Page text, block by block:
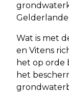
Wat is met
en Vitens
het op orde
het